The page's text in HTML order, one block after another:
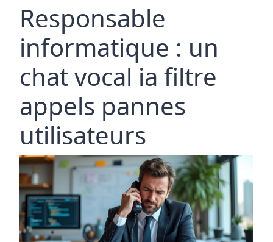
Responsable
informatique : un
chat vocal ia filtre
appels pannes
utilisateurs